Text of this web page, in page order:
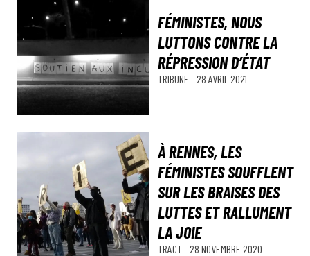
FÉMINISTES, NOUS
LUTTONS CONTRE LA
RÉPRESSION D’ÉTAT
TRIBUNE - 28 AVRIL 2021
À RENNES, LES
FÉMINISTES SOUFFLENT
SUR LES BRAISES DES
LUTTES ET RALLUMENT
LA JOIE
TRACT- 28 NOVEMBRE 2020